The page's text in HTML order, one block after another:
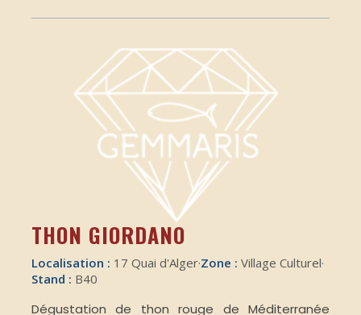
THON GIORDANO
Localisation : 17 Quai d'Alger·Zone : Village Culturel·
Stand : B40
Dégustation de thon rouge de Méditerranée